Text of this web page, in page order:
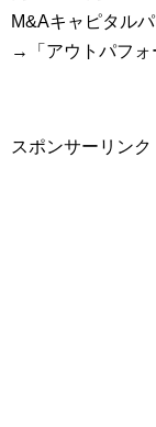
M&Aキャピタル
→「アウトパフ
スポンサーリンク